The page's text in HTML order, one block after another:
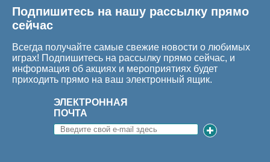
Подпишитесь на нашу рассылку прямо
сейчас
Всегда получайте самые свежие новости о любимых
играх! Подпишитесь на рассылку прямо сейчас, и
информация об акциях и мероприятиях будет
приходить прямо на ваш электронный ящик.
ЭЛЕКТРОННАЯ
ПОЧТА